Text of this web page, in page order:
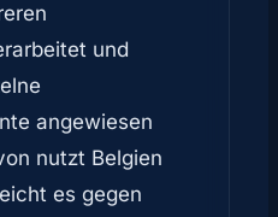
und
angewiesen
nutzt Belgien
es gegen